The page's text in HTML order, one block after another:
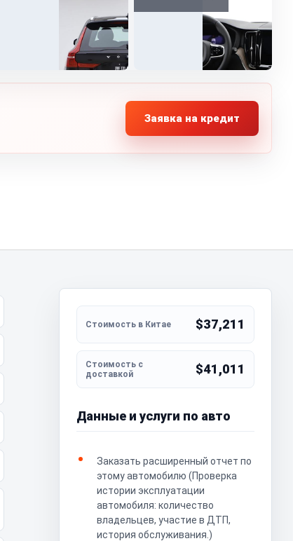
Заявка на кредит
$37,211
$41,011
Данные и услуги по авто
Заказать расширенный отчет по
этому автомобилю (Проверка
истории эксплуатации
автомобиля: количество
владельцев, участие в ДТП,
история обслуживания.)